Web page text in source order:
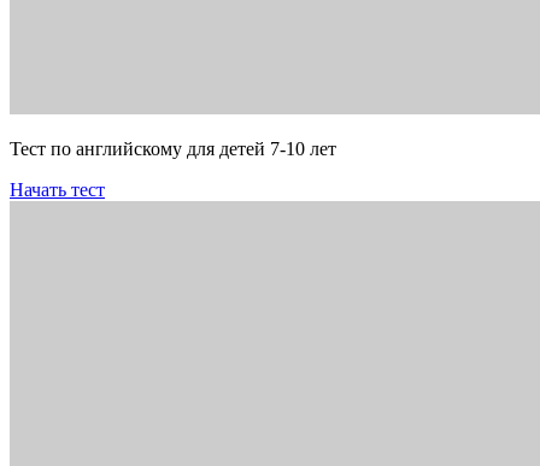
Тест по английскому для детей 7-10 лет
Начать тест